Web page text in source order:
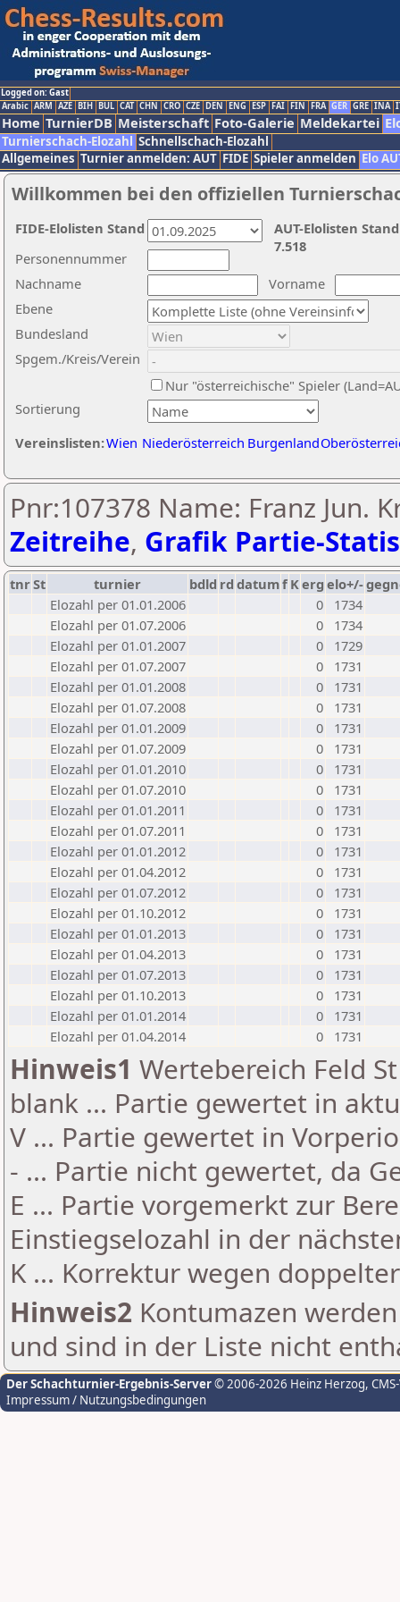
Logged on: Gast
Arabic ARM AZE BIH BUL CAT CHN CRO CZE DEN ENG ESP FAI FIN FRA GER GRE INA
Home TurnierDB Meisterschaft Foto-Galerie Meldekartei
Turnierschach-Elozahl Schnellschach-Elozahl
Allgemeines Turnier anmelden: AUT FIDE Spieler anmelden Elo
Willkommen bei den offiziellen
Nachname
Vorname
Ebene
Sortierung
Personennummer
Bundesland
Spgem./Kreis/Verein
Nur "österreichische" Spieler
Vereinslisten:Wien Niederösterreich Burgenland
AUT-Elolisten
7.518
FIDE-Elolisten Stand
Pnr:107378 Name: Franz Jun.
Zeitreihe, Grafik Partie-
tnrSt turnier bdld rd datumf Kerg elo+/-
Elozahl per 01.01.2006
0
1734
Elozahl per 01.07.2006
0
1734
Elozahl per 01.01.2007
0
1729
Elozahl per 01.07.2007
0
1731
Elozahl per 01.01.2008
0
1731
Elozahl per 01.07.2008
0
1731
Elozahl per 01.01.2009
0
1731
Elozahl per 01.07.2009
0
1731
Elozahl per 01.01.2010
0
1731
Elozahl per 01.07.2010
0
1731
Elozahl per 01.01.2011
0
1731
Elozahl per 01.07.2011
0
1731
Elozahl per 01.01.2012
0
1731
Elozahl per 01.04.2012
0
1731
Elozahl per 01.07.2012
0
1731
Elozahl per 01.10.2012
0
1731
Elozahl per 01.01.2013
0
1731
Elozahl per 01.04.2013
0
1731
Elozahl per 01.07.2013
0
1731
Elozahl per 01.10.2013
0
1731
Elozahl per 01.01.2014
0
1731
Elozahl per 01.04.2014
0 1731
Hinweis1 Wertebereich Feld
blank ... Partie gewertet in
V ... Partie gewertet in
- ... Partie nicht gewertet, da
E ... Partie vorgemerkt zur
Einstiegselozahl in der
K ... Korrektur wegen
Hinweis2 Kontumazen
und sind in der Liste nicht
Der Schachturnier-Ergebnis-Server© 2006-2026 Heinz Herzog,
Impressum / Nutzungsbedingungen